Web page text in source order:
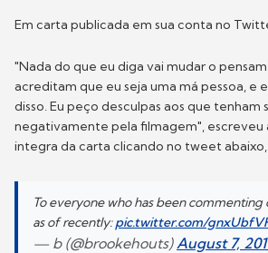
Em carta publicada em sua conta no
"Nada do que eu diga vai mudar o
acreditam que eu seja uma má pessoa, e
disso. Eu peço desculpas aos que tenham
negativamente pela filmagem", escreveu
integra da carta clicando no tweet
To everyone who has been commenting
as of recently:pic.twitter.com/
— b (@brookehouts) August 7,